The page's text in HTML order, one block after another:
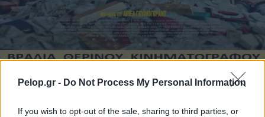
Pelop.gr - Do Not Process My Personal Information
If you wish to opt-out of the sale, sharing to third parties, or